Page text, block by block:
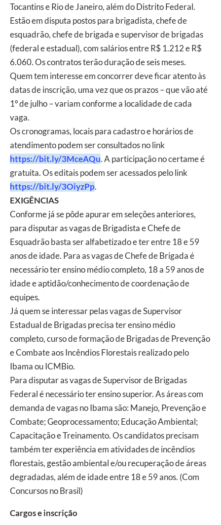
Tocantins e Rio de Janeiro, além do Distrito Federal.
Estão em disputa postos para brigadista, chefe de
esquadrão, chefe de brigada e supervisor de brigadas
(federal e estadual), com salários entre R$ 1.212 e R$
6.060. Os contratos terão duração de seis meses.
Quem tem interesse em concorrer deve ficar atento às
datas de inscrição, uma vez que os prazos – que vão até
1º de julho – variam conforme a localidade de cada
vaga.
Os cronogramas, locais para cadastro e horários de
atendimento podem ser consultados no link
https://bit.ly/3MceAQu. A participação no certame é
gratuita. Os editais podem ser acessados pelo link
https://bit.ly/3OiyzPp.
EXIGÊNCIAS
Conforme já se pôde apurar em seleções anteriores,
para disputar as vagas de Brigadista e Chefe de
Esquadrão basta ser alfabetizado e ter entre 18 e 59
anos de idade. Para as vagas de Chefe de Brigada é
necessário ter ensino médio completo, 18 a 59 anos de
idade e aptidão/conhecimento de coordenação de
equipes.
Já quem se interessar pelas vagas de Supervisor
Estadual de Brigadas precisa ter ensino médio
completo, curso de formação de Brigadas de Prevenção
e Combate aos Incêndios Florestais realizado pelo
Ibama ou ICMBio.
Para disputar as vagas de Supervisor de Brigadas
Federal é necessário ter ensino superior. As áreas com
demanda de vagas no Ibama são: Manejo, Prevenção e
Combate; Geoprocessamento; Educação Ambiental;
Capacitação e Treinamento. Os candidatos precisam
também ter experiência em atividades de incêndios
florestais, gestão ambiental e/ou recuperação de áreas
degradadas, além de idade entre 18 e 59 anos. (Com
Concursos no Brasil)
Cargos e inscrição